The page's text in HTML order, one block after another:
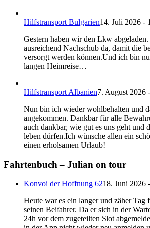
Hilfstransport Bulgarien14. Juli 2026 -
Gestern haben wir den Lkw
ausreichend Nachschub da, damit die
versorgt werden können.Und ich bin
langen Heimreise…
Hilfstransport Albanien7. August 2026
Nun bin ich wieder wohlbehalten und
angekommen. Dankbar für alle
auch dankbar, wie gut es uns geht und
leben dürfen.Ich wünsche allen ein
einen erholsamen Urlaub!
Fahrtenbuch – Julian on tour
Konvoi der Hoffnung 6218. Juni 2026
Heute war es ein langer und zäher Tag
seinen Beifahrer. Da er sich in der
24h vor dem zugeteilten Slot